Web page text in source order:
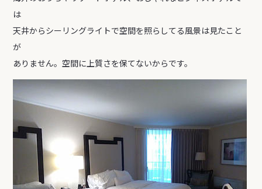
は
天井からシーリングライトで空間を照らしてる風景は見たこと
が
ありません。空間に上質さを保てないからです。